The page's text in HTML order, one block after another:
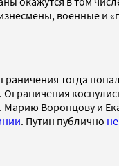
военные и
тогда
Воронцову и
. Путин публично